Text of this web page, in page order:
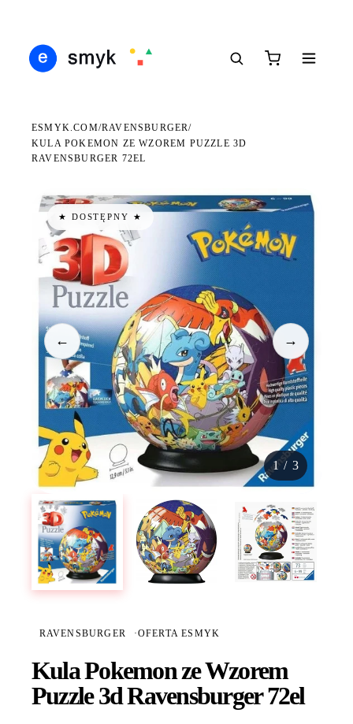
ESMYK.COM/RAVENSBURGER/
KULA POKEMON ZE WZOREM PUZZLE 3D
RAVENSBURGER 72EL
★ DOSTĘPNY ★
← →
1/ 3
RAVENSBURGER ·OFERTA ESMYK
Kula Pokemon ze Wzorem
Puzzle 3d Ravensburger 72el